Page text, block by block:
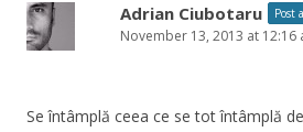
Adrian Ciubotaru Post
November 13, 2013 at 12:16
Se întâmplă ceea ce se tot întâmplă